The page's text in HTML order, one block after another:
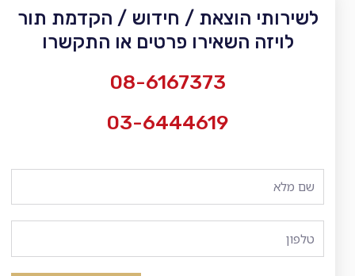
לשירותי הוצאת / חידוש / הקדמת תור
לויזה השאירו פרטים או התקשרו
08-6167373
03-6444619